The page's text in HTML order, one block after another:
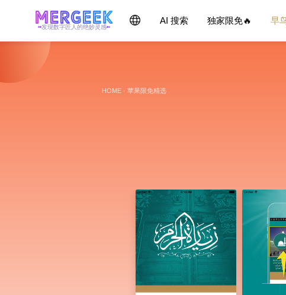
发现数字匠人的绝妙灵感
AI 搜索 独家限免🔥 早
HOME · 苹果限免精选